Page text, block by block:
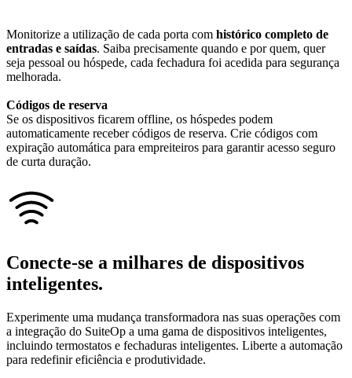
Monitorize a utilização de cada porta com histórico completo de
entradas e saídas. Saiba precisamente quando e por quem, quer
seja pessoal ou hóspede, cada fechadura foi acedida para segurança
melhorada.
Códigos de reserva
Se os dispositivos ficarem offline, os hóspedes podem
automaticamente receber códigos de reserva. Crie códigos com
expiração automática para empreiteiros para garantir acesso seguro
de curta duração.
Conecte-se a milhares de dispositivos
inteligentes.
Experimente uma mudança transformadora nas suas operações com
a integração do SuiteOp a uma gama de dispositivos inteligentes,
incluindo termostatos e fechaduras inteligentes. Liberte a automação
para redefinir eficiência e produtividade.